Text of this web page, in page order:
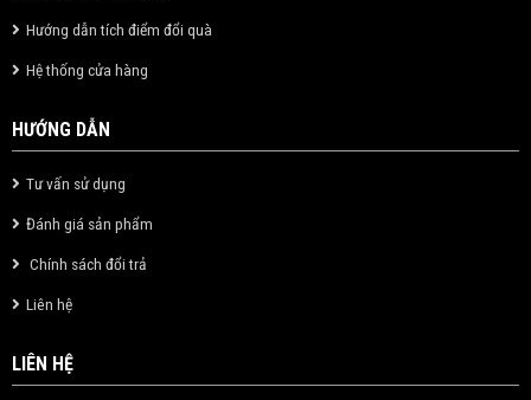
Hướng dẫn tích điểm đổi quà
Hệ thống cửa hàng
HƯỚNG DẪN
Tư vấn sử dụng
Đánh giá sản phẩm
Chính sách đổi trả
Liên hệ
LIÊN HỆ